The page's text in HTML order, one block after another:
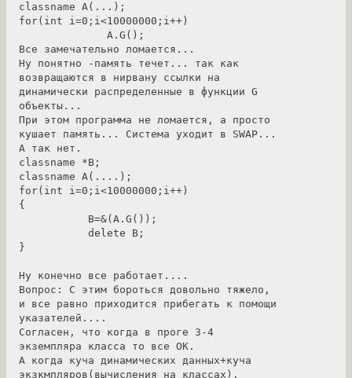
classname A(...);
for(int i=0;i<10000000;i++)
Все замечательно ломается...
Ну понятно -память течет... так как
возвращаются в нирвану ссылки на
динамически распределенные в функции G
объекты...
При этом программа не ломается, а просто
кушает память... Система уходит в SWAP...
А так нет.
classname *B;
classname A(....);
for(int i=0;i<10000000;i++)
{
}
Ну конечно все работает....
Вопрос: С этим бороться довольно тяжело,
и все равно приходится прибегать к помощи
указателей....
Согласен, что когда в проге 3-4
экземпляра класса то все ОК.
А когда куча динамических данных+куча
экзкмпляров(вычисления на классах).